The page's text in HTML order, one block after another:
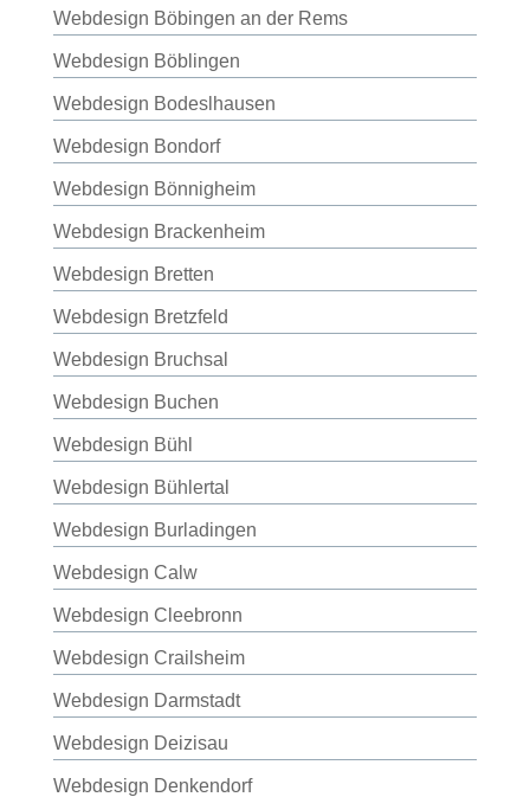
Webdesign Böbingen an der Rems
Webdesign Böblingen
Webdesign Bodeslhausen
Webdesign Bondorf
Webdesign Bönnigheim
Webdesign Brackenheim
Webdesign Bretten
Webdesign Bretzfeld
Webdesign Bruchsal
Webdesign Buchen
Webdesign Bühl
Webdesign Bühlertal
Webdesign Burladingen
Webdesign Calw
Webdesign Cleebronn
Webdesign Crailsheim
Webdesign Darmstadt
Webdesign Deizisau
Webdesign Denkendorf